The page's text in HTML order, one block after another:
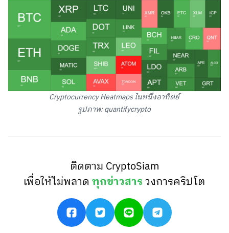
Cryptocurrency Heatmaps ในหนึ่งอาทิตย์
รูปภาพ: quantifycrypto
ติดตาม CryptoSiam
เพื่อให้ไม่พลาดทุกข่าวสารวงการคริปโต